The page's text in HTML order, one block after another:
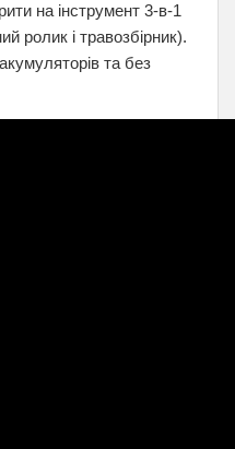
на інструмент 3-в-1
ролик і травозбірник).
та без